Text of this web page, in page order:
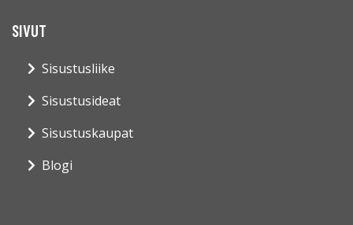
SIVUT
Sisustusliike
Sisustusideat
Sisustuskaupat
Blogi